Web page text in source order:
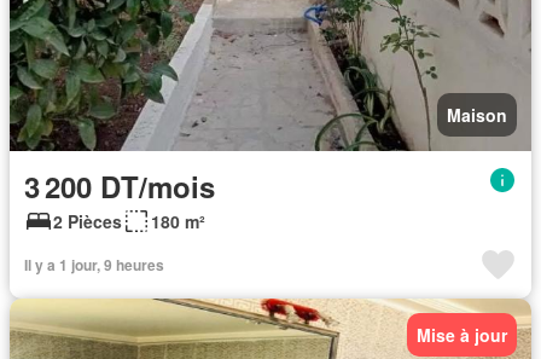
Maison
3 200 DT/mois
2 Pièces 180 m²
Il y a 1 jour, 9 heures
Mise à jour